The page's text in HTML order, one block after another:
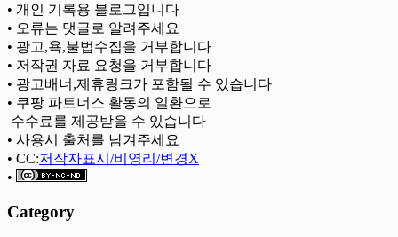
• 개인 기록용 블로그입니다
• 오류는 댓글로 알려주세요
• 광고,욕,불법수집을 거부합니다
• 저작권 자료 요청을 거부합니다
• 광고배너,제휴링크가 포함될 수 있습니다
• 쿠팡 파트너스 활동의 일환으로
ㅤ 수수료를 제공받을 수 있습니다
• 사용시 출처를 남겨주세요
• CC:저작자표시/비영리/변경X
•
Category